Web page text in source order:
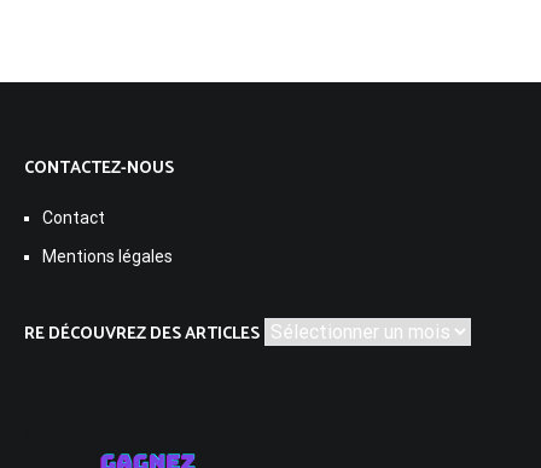
CONTACTEZ-NOUS
Contact
Mentions légales
RE DÉCOUVREZ DES ARTICLES Re
découvrez